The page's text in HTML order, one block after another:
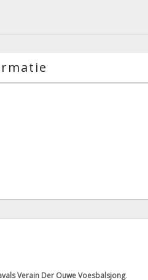
Verain Der Ouwe Voesbalsjong.